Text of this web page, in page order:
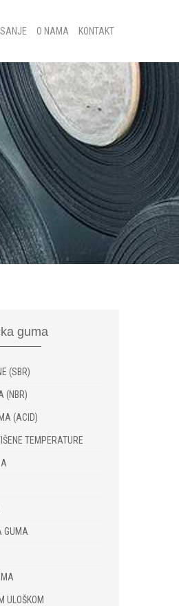
O NAMA KONTAKT
guma
(SBR)
(NBR)
(ACID)
TEMPERATURE
GUMA
ULOŠKOM